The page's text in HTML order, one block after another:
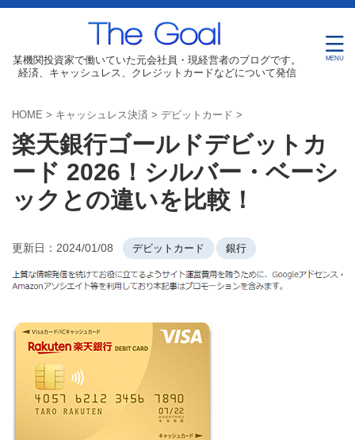
某機関投資家で働いていた元会社員・現経営者のブログです。
経済、キャッシュレス、クレジットカードなどについて発信
HOME > キャッシュレス決済 > デビットカード >
楽天銀行ゴールドデビットカ
ード 2026！シルバー・ベーシ
ックとの違いを比較！
更新日： 2024/01/08 デビットカード 銀行